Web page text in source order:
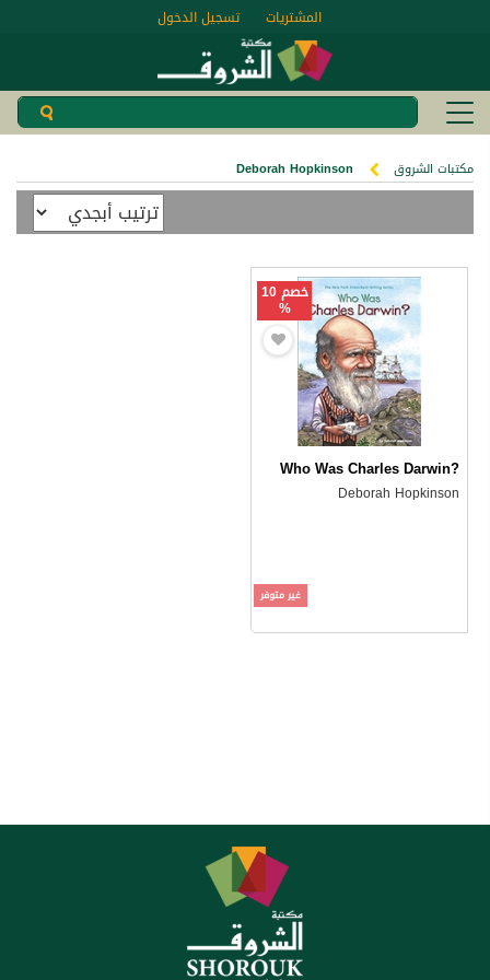
تسجيل الدخول المشتريات
مكتبات الشروق Deborah Hopkinson
خصم 10
%
Who Was Charles Darwin?
Deborah Hopkinson
غير متوفر